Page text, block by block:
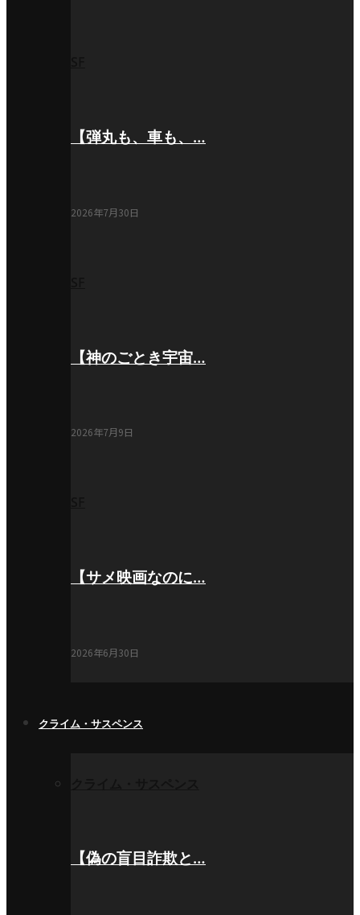
【弾丸も、車も、…
2026年7月30日
【神のごとき宇宙…
2026年7月9日
【サメ映画なのに…
2026年6月30日
クライム・サスペンス
【偽の盲目詐欺と…